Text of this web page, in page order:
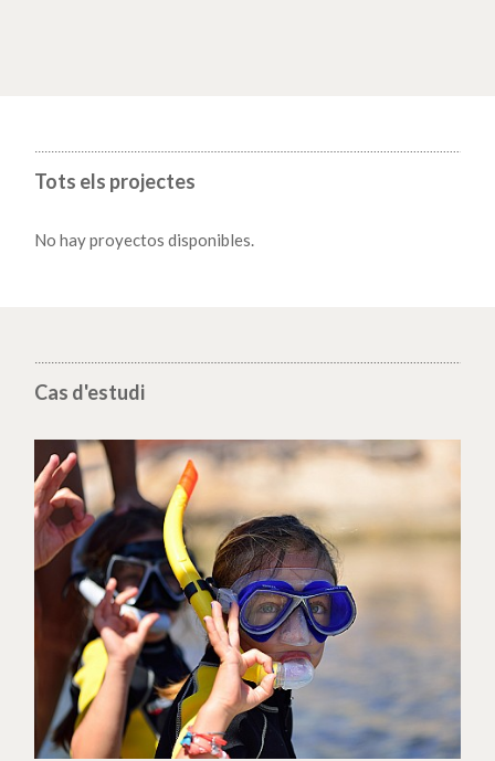
Tots els projectes
No hay proyectos disponibles.
Cas d'estudi